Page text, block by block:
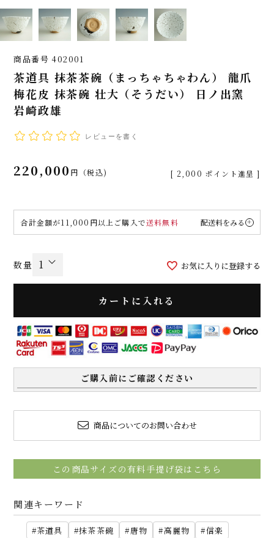
商品番号 402001
茶道具 抹茶茶碗（まっちゃちゃわん） 龍爪
梅花皮 抹茶碗 壮大（そうだい） 日ノ出窯
岩崎政雄
レビューを書く
220,000 税込 [ 2,000 ポイント進呈 ]
合計金額が11,000円以上ご購入で送料無料 配送料をみる
お気に入りに登録する
カートに入れる
ご購入前にご確認ください
商品についてのお問い合わせ
この商品サイズの有料手提げ袋はこちら
関連キーワード
茶道具 抹茶茶碗 唐物 高麗物
信楽